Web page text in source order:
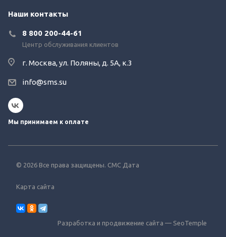
Наши контакты
8 800 200-44-61
Центр обслуживания клиентов
г. Москва, ул. Поляны, д. 5А, к.3
info@sms.su
Мы принимаем к оплате
© 2026 Все права защищены. СМС Дата
Карта сайта
Разработка и продвижение сайта — SeoTemple